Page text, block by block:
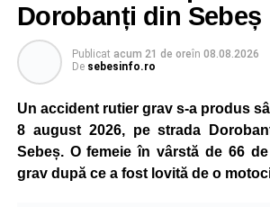
Dorobanți din Sebeș
Publicat acum 21 de oreîn 08.08.2026
De sebesinfo.ro
Un accident rutier grav s-a produs
8 august 2026, pe strada
Sebeș. O femeie în vârstă de 66
grav după ce a fost lovită de o